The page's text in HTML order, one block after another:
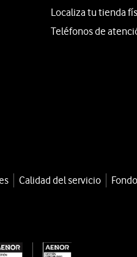
Localiza tu tienda
Teléfonos de
Calidad del servicio